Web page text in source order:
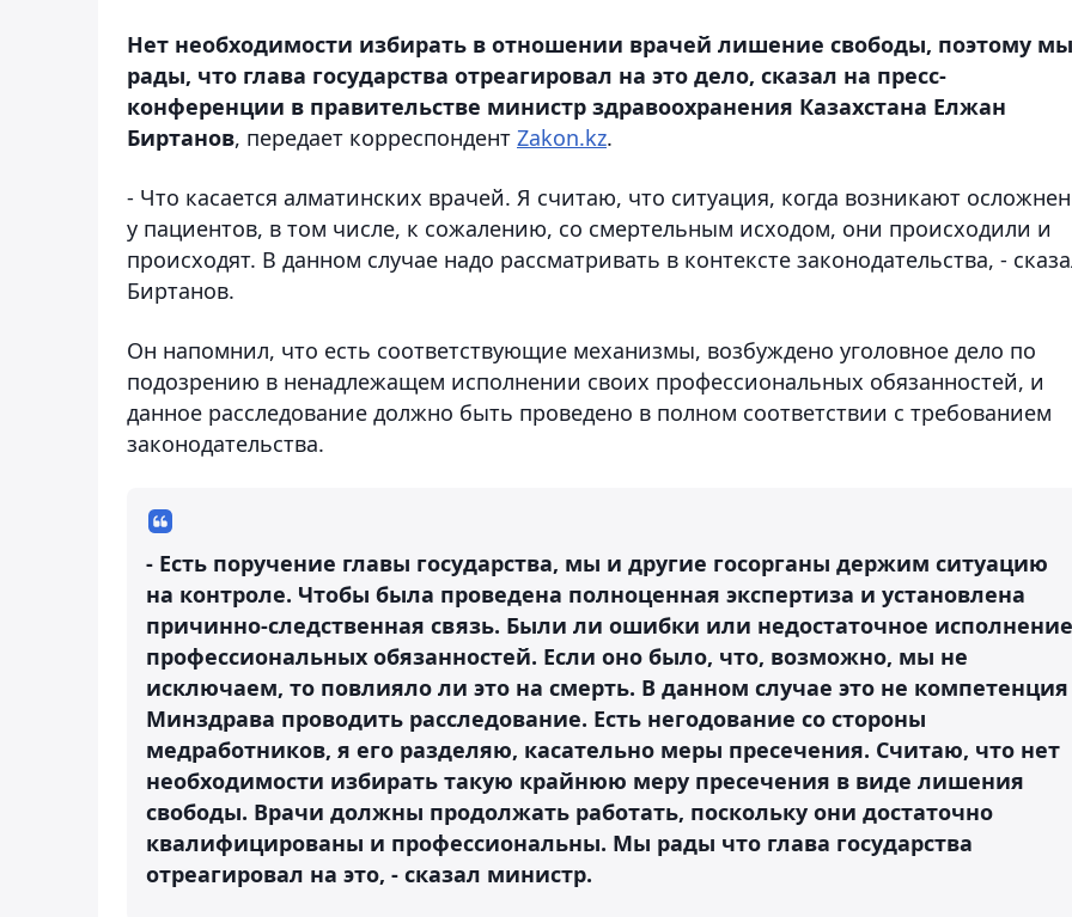
Нет необходимости избирать в отношении врачей лишение свободы, поэтому мы
рады, что глава государства отреагировал на это дело, сказал на пресс-
конференции в правительстве министр здравоохранения Казахстана Елжан
Биртанов, передает корреспондент Zakon.kz.
- Что касается алматинских врачей. Я считаю, что ситуация, когда возникают
у пациентов, в том числе, к сожалению, со смертельным исходом, они происходили и
происходят. В данном случае надо рассматривать в контексте законодательства, -
Биртанов.
Он напомнил, что есть соответствующие механизмы, возбуждено уголовное дело по
подозрению в ненадлежащем исполнении своих профессиональных обязанностей, и
данное расследование должно быть проведено в полном соответствии с требованием
законодательства.
- Есть поручение главы государства, мы и другие госорганы держим ситуацию
на контроле. Чтобы была проведена полноценная экспертиза и установлена
причинно-следственная связь. Были ли ошибки или недостаточное исполнение
профессиональных обязанностей. Если оно было, что, возможно, мы не
исключаем, то повлияло ли это на смерть. В данном случае это не компетенция
Минздрава проводить расследование. Есть негодование со стороны
медработников, я его разделяю, касательно меры пресечения. Считаю, что нет
необходимости избирать такую крайнюю меру пресечения в виде лишения
свободы. Врачи должны продолжать работать, поскольку они достаточно
квалифицированы и профессиональны. Мы рады что глава государства
отреагировал на это, - сказал министр.